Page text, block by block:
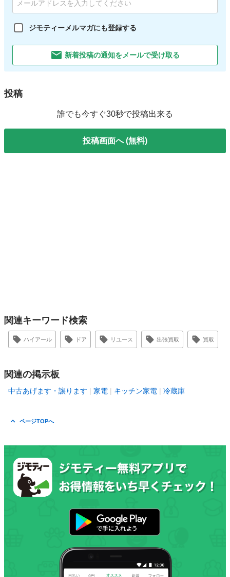
ジモティーメルマガにも登録する
新着投稿の通知をメールで受け取る
投稿
誰でも今すぐ30秒で投稿出来る
投稿画面へ (無料)
関連キーワード検索
ハイアール ドア リユース 出張買取 買取
関連の掲示板
中古あげます・譲ります 家電 キッチン家電 冷蔵庫
ページTOPへ